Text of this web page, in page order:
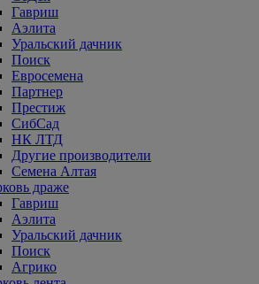
Гавриш
Аэлита
Уральский дачник
Поиск
Евросемена
Партнер
Престиж
СибСад
НК ЛТД
Другие производители
Семена Алтая
драже
Гавриш
Аэлита
Уральский дачник
Поиск
Агрико